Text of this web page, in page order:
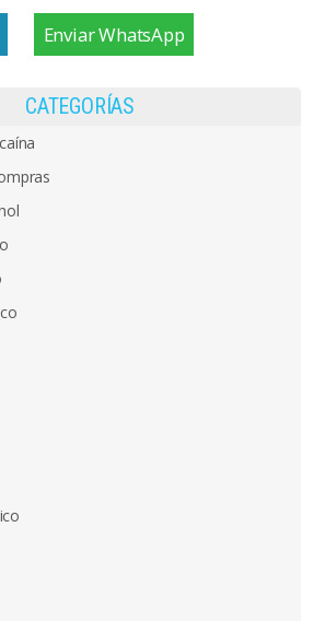
Enviar WhatsApp
CATEGORÍAS